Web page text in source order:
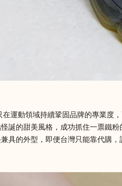
在運動領域持續鞏固品牌的專業度
誕的甜美風格，成功抓住一票鐵
具的外型，即便台灣只能靠代購，